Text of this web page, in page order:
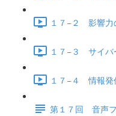
１７−２ 影響力
１７−３ サイバ
１７−４ 情報発
第１７回 音声